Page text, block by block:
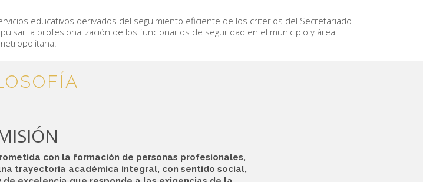
educativos derivados del seguimiento eficiente de los criterios del Secretariado
la profesionalización de los funcionarios de seguridad en el municipio y área
con la formación de personas profesionales,
trayectoria académica integral, con sentido social,